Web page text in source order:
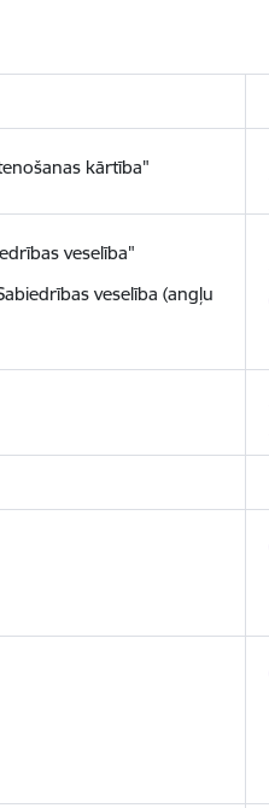
kārtība"
veselība"
veselība (angļu